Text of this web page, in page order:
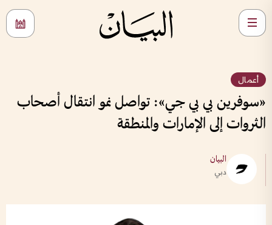
أعمال
«سوفرين بي بي جي»: تواصل نمو انتقال أصحاب
الثروات إلى الإمارات والمنطقة
البيان
دبي